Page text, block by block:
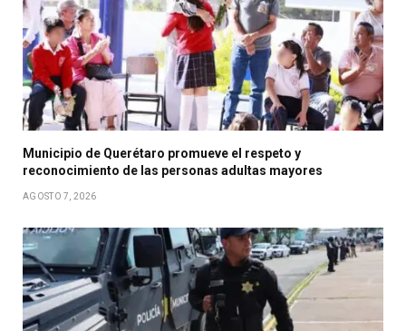
Municipio de Querétaro promueve el respeto y
reconocimiento de las personas adultas mayores
AGOSTO 7, 2026